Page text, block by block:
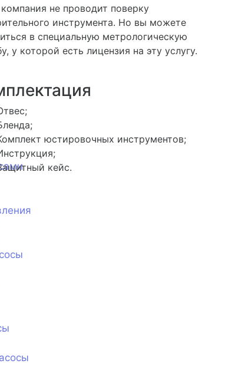
не проводит поверку
инструмента. Но вы можете
в специальную метрологическую
у которой есть лицензия на эту услугу.
юстировочных инструментов;
кейс.